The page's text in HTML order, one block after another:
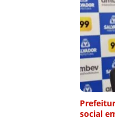
social